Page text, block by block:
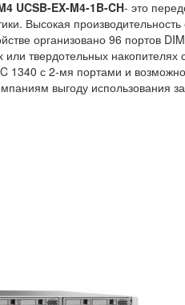
UCSB-EX-M4-1B-CH- это
Высокая
организовано 96 портов
или твердотельных
1340 с 2-мя портами и
выгоду использования